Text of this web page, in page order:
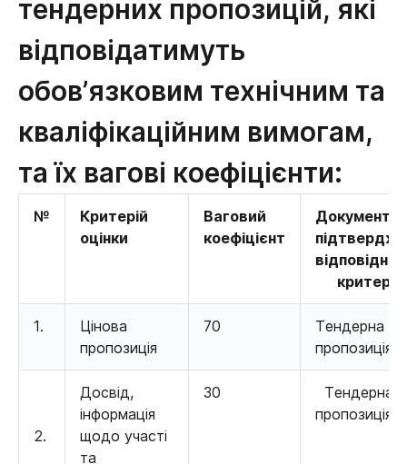
тендерних пропозицій, які
відповідатимуть
обов’язковим технічним та
кваліфікаційним вимогам,
та їх вагові коефіцієнти:
№
Критерій
оцінки
Ваговий
коефіцієнт
Документи,
критерію
1.
Цінова
пропозиція
70
Тендерна
пропозиція
2.
Досвід,
інформація
щодо участі
та
30
Тендерна
пропозиція